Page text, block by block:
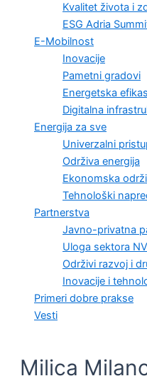
Kvalitet života i
ESG Adria
E-Mobilnost
Inovacije
Pametni gradovi
Energetska
Digitalna
Energija za sve
Univerzalni
Održiva energija
Ekonomska
Tehnološki
Partnerstva
Javno-privatna
Uloga sektora
Održivi razvoj i
Inovacije i
Primeri dobre prakse
Vesti
Milica